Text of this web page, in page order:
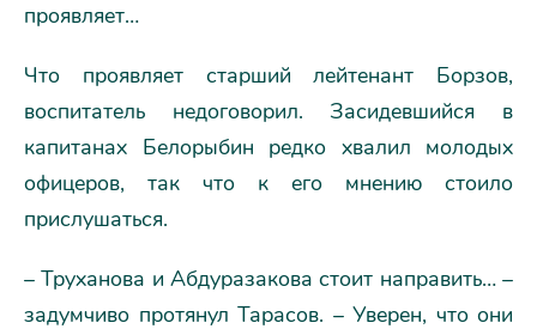
проявляет…
Что проявляет старший лейтенант Борзов,
воспитатель недоговорил. Засидевшийся в
капитанах Белорыбин редко хвалил молодых
офицеров, так что к его мнению стоило
прислушаться.
– Труханова и Абдуразакова стоит направить… –
задумчиво протянул Тарасов. – Уверен, что они